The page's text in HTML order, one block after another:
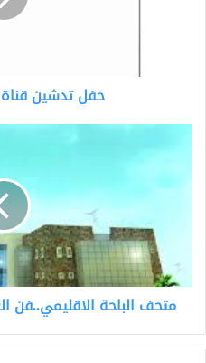
حفل تدشين قناة
الباحة
العمارة
الحديث
متحف الباحة الاقليمي..فن